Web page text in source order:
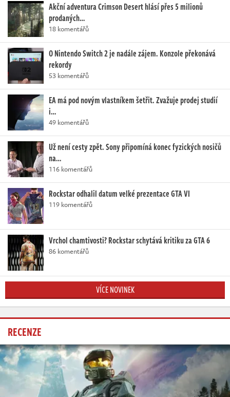
Akční adventura Crimson Desert hlásí přes 5 milionů
prodaných…
18 komentářů
O Nintendo Switch 2 je nadále zájem. Konzole překonává
rekordy
53 komentářů
EA má pod novým vlastníkem šetřit. Zvažuje prodej studií
i…
49 komentářů
Už není cesty zpět. Sony připomíná konec fyzických nosičů
na…
116 komentářů
Rockstar odhalil datum velké prezentace GTA VI
119 komentářů
Vrchol chamtivosti? Rockstar schytává kritiku za GTA 6
86 komentářů
VÍCE NOVINEK
RECENZE